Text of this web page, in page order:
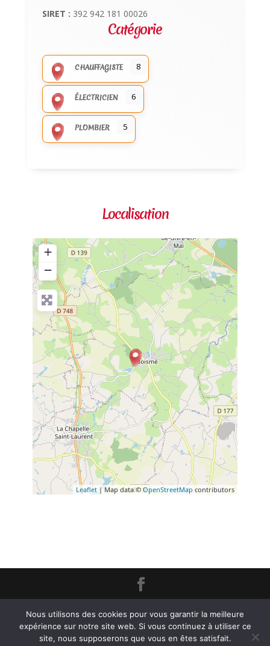
SIRET : 392 942 181 00026
Catégorie
CHAUFFAGISTE 8
ÉLECTRICIEN 6
PLOMBIER 5
Localisation
+
−
Leaflet | Map data ©OpenStreetMap contributors
Nous utilisons des cookies pour vous garantir la meilleure
expérience sur notre site web. Si vous continuez à utiliser ce
site, nous supposerons que vous en êtes satisfait.